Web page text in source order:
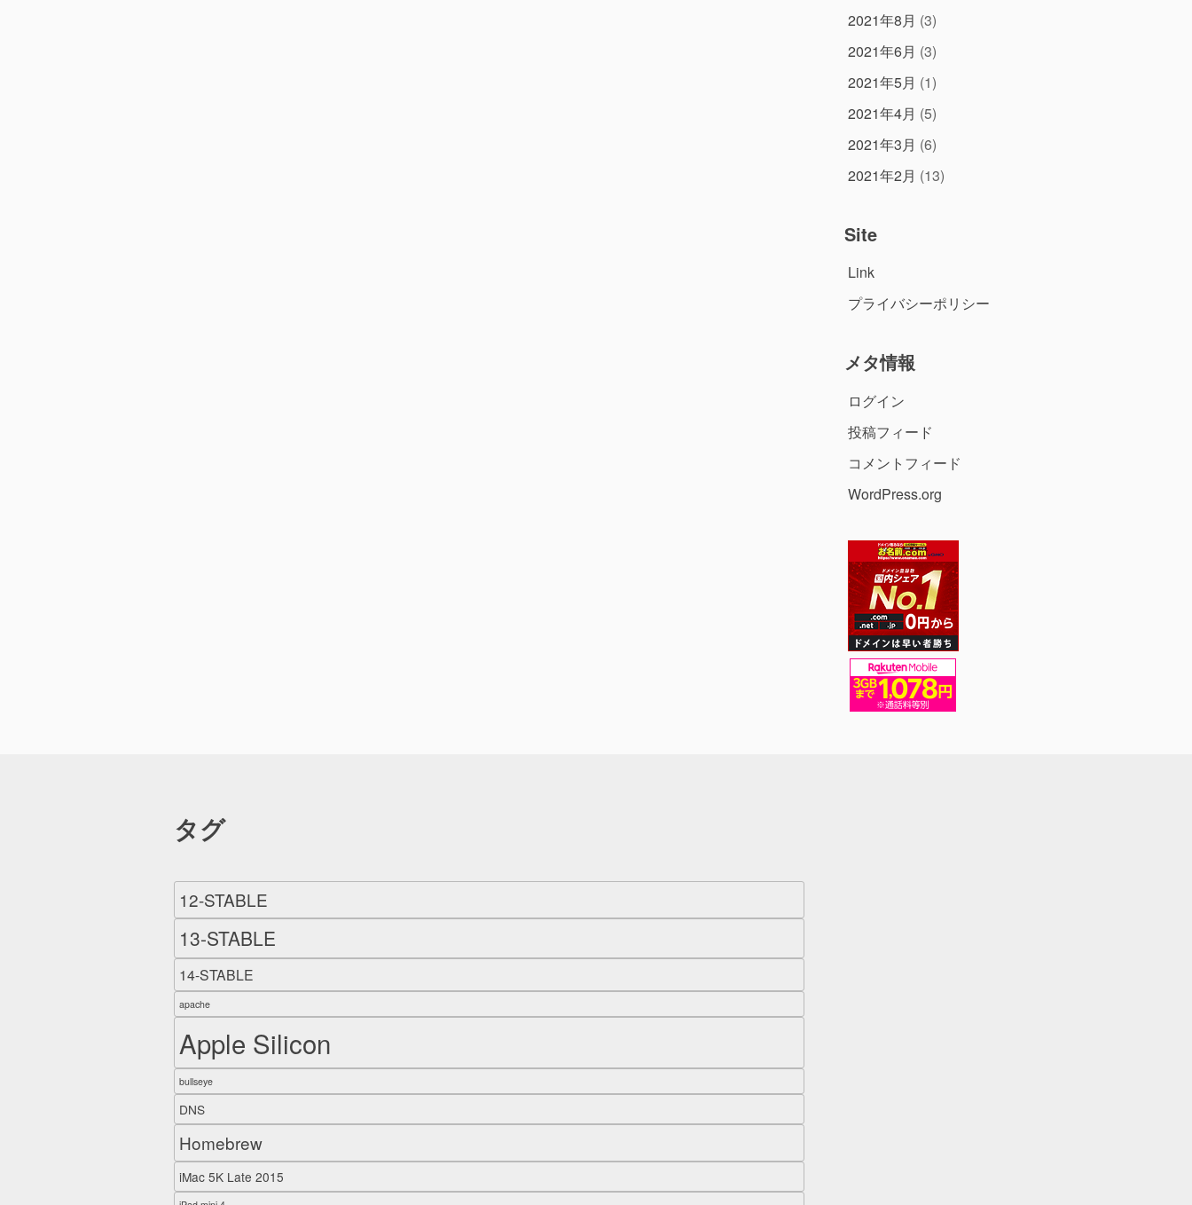
2021年8月 (3)
2021年6月 (3)
2021年5月 (1)
2021年4月 (5)
2021年3月 (6)
2021年2月 (13)
Site
Link
プライバシーポリシー
メタ情報
ログイン
投稿フィード
コメントフィード
WordPress.org
タグ
12-STABLE
13-STABLE
14-STABLE
apache
Apple Silicon
bullseye
DNS
Homebrew
iMac 5K Late 2015